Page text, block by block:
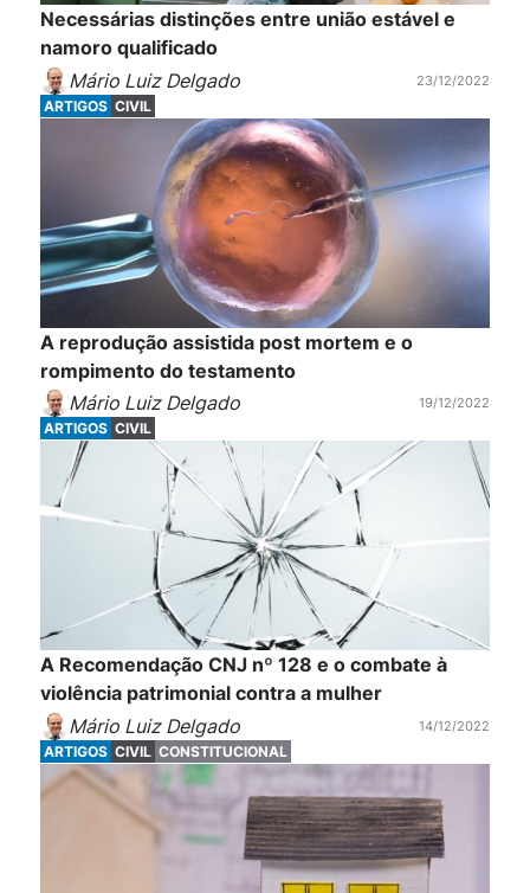
Necessárias distinções entre união estável e
namoro qualificado
Mário Luiz Delgado
23/12/2022
ARTIGOS CIVIL
A reprodução assistida post mortem e o
rompimento do testamento
Mário Luiz Delgado
19/12/2022
ARTIGOS CIVIL
A Recomendação CNJ nº 128 e o combate à
violência patrimonial contra a mulher
Mário Luiz Delgado
14/12/2022
ARTIGOS CIVIL CONSTITUCIONAL